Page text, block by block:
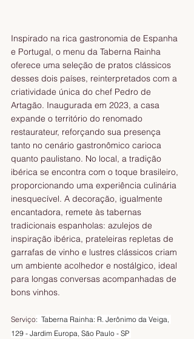
Inspirado na rica gastronomia de Espanha
e Portugal, o menu da Taberna Rainha
oferece uma seleção de pratos clássicos
desses dois países, reinterpretados com a
criatividade única do chef Pedro de
Artagão. Inaugurada em 2023, a casa
expande o território do renomado
restaurateur, reforçando sua presença
tanto no cenário gastronômico carioca
quanto paulistano. No local, a tradição
ibérica se encontra com o toque brasileiro,
proporcionando uma experiência culinária
inesquecível. A decoração, igualmente
encantadora, remete às tabernas
tradicionais espanholas: azulejos de
inspiração ibérica, prateleiras repletas de
garrafas de vinho e lustres clássicos criam
um ambiente acolhedor e nostálgico, ideal
para longas conversas acompanhadas de
bons vinhos.
Serviço:  Taberna Rainha: R. Jerônimo da Veiga,
129 - Jardim Europa, São Paulo - SP